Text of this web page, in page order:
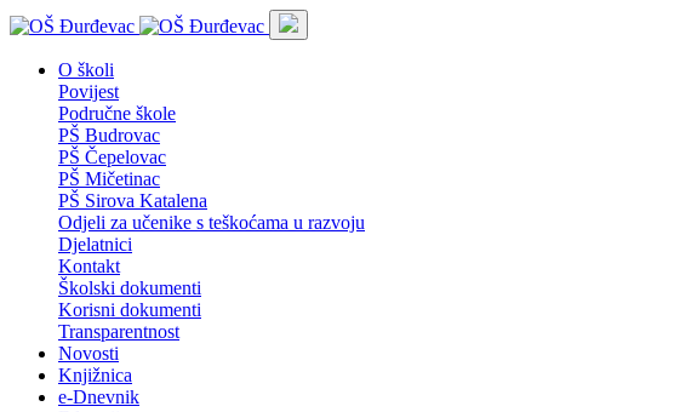
O školi
Povijest
Područne škole
PŠ Budrovac
PŠ Čepelovac
PŠ Mičetinac
PŠ Sirova Katalena
Odjeli za učenike s teškoćama u razvoju
Djelatnici
Kontakt
Školski dokumenti
Korisni dokumenti
Transparentnost
Novosti
Knjižnica
e-Dnevnik